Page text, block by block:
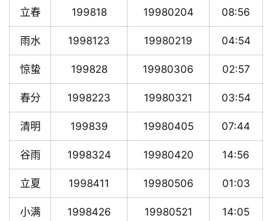
立春 199818 19980204 08:56
雨水 1998123 19980219 04:54
惊蛰 199828 19980306 02:57
春分 1998223 19980321 03:54
清明 199839 19980405 07:44
谷雨 1998324 19980420 14:56
立夏 1998411 19980506 01:03
小满 1998426 19980521 14:05